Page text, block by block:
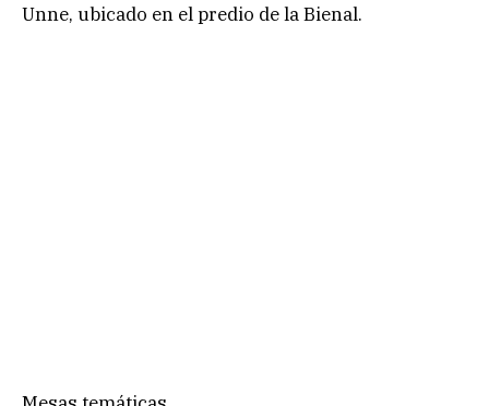
Unne, ubicado en el predio de la Bienal.